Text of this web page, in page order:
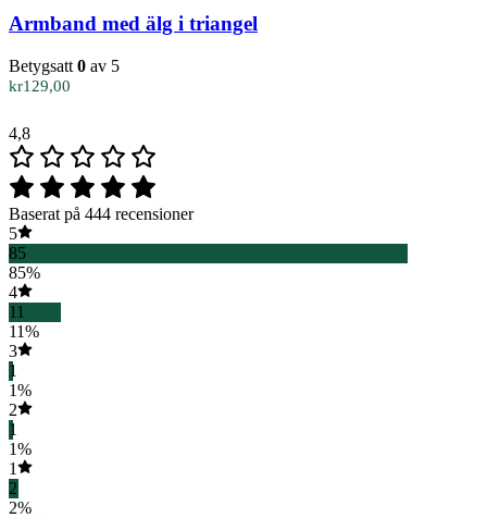
Armband med älg i triangel
Betygsatt 0 av 5
kr129,00
4,8
Baserat på 444 recensioner
5
85
85%
4
11
11%
3
1
1%
2
1
1%
1
2
2%